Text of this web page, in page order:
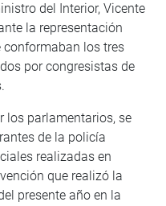
del Interior, Vicente
la representación
los tres
por congresistas de
los parlamentarios, se
de la policía
realizadas en
que realizó la
presente año en la